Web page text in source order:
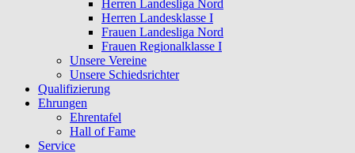
Herren Landesliga Nord
Herren Landesklasse I
Frauen Landesliga Nord
Frauen Regionalklasse I
Unsere Vereine
Unsere Schiedsrichter
Qualifizierung
Ehrungen
Ehrentafel
Hall of Fame
Service